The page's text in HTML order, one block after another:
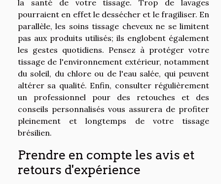
la santé de votre tissage. Trop de lavages
pourraient en effet le dessécher et le fragiliser. En
parallèle, les soins tissage cheveux ne se limitent
pas aux produits utilisés; ils englobent également
les gestes quotidiens. Pensez à protéger votre
tissage de l'environnement extérieur, notamment
du soleil, du chlore ou de l'eau salée, qui peuvent
altérer sa qualité. Enfin, consulter régulièrement
un professionnel pour des retouches et des
conseils personnalisés vous assurera de profiter
pleinement et longtemps de votre tissage
brésilien.
Prendre en compte les avis et
retours d'expérience